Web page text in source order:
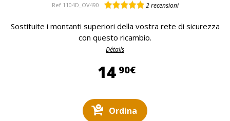
Ref 1104D_OV490 2recensioni
Sostituite i montanti superiori della vostra rete di sicurezza
con questo ricambio.
Détails
14 90€14,90 €
Ordina